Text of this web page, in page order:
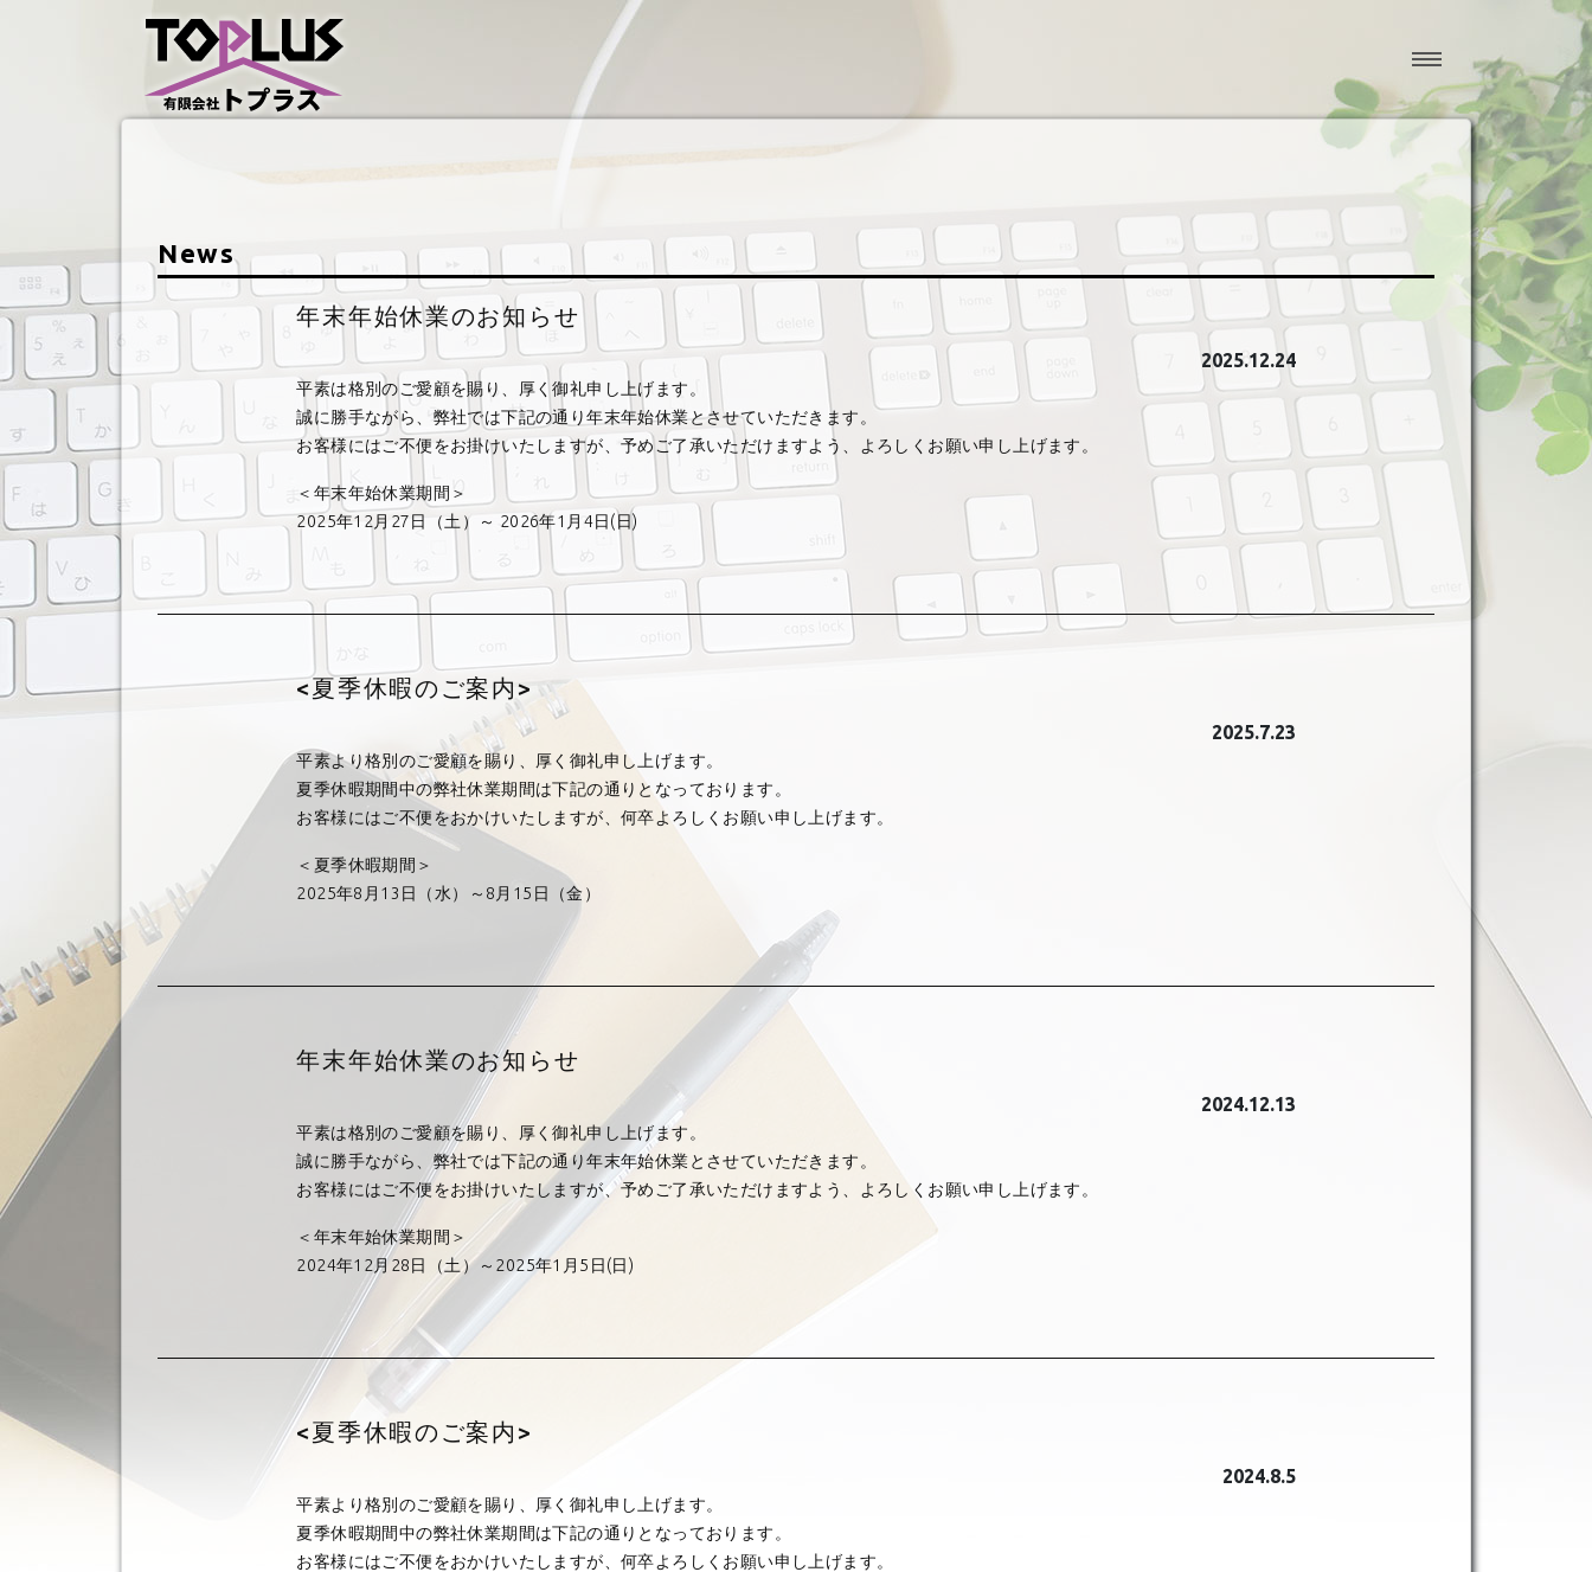
News
年末年始休業のお知らせ
2025.12.24
平素は格別のご愛顧を賜り、厚く御礼申し上げます。
誠に勝手ながら、弊社では下記の通り年末年始休業とさせていただきます。
お客様にはご不便をお掛けいたしますが、予めご了承いただけますよう、よろしくお願い申し上げます。
＜年末年始休業期間＞
2025年12月27日（土）～ 2026年1月4日(日)
<夏季休暇のご案内>
2025.7.23
平素より格別のご愛顧を賜り、厚く御礼申し上げます。
夏季休暇期間中の弊社休業期間は下記の通りとなっております。
お客様にはご不便をおかけいたしますが、何卒よろしくお願い申し上げます。
＜夏季休暇期間＞
2025年8月13日（水）～8月15日（金）
年末年始休業のお知らせ
2024.12.13
平素は格別のご愛顧を賜り、厚く御礼申し上げます。
誠に勝手ながら、弊社では下記の通り年末年始休業とさせていただきます。
お客様にはご不便をお掛けいたしますが、予めご了承いただけますよう、よろしくお願い申し上げます。
＜年末年始休業期間＞
2024年12月28日（土）～2025年1月5日(日)
<夏季休暇のご案内>
2024.8.5
平素より格別のご愛顧を賜り、厚く御礼申し上げます。
夏季休暇期間中の弊社休業期間は下記の通りとなっております。
お客様にはご不便をおかけいたしますが、何卒よろしくお願い申し上げます。